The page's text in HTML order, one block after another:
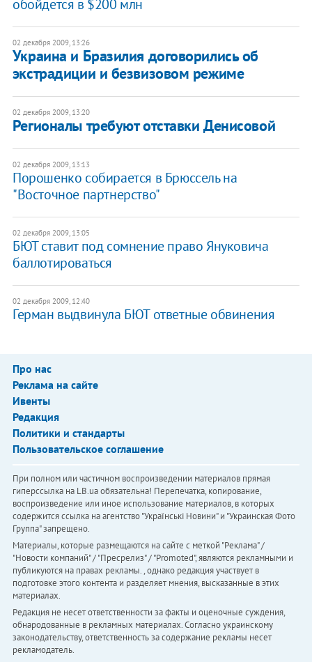
обойдется в $200 млн
02 декабря 2009, 13:26
Украина и Бразилия договорились об
экстрадиции и безвизовом режиме
02 декабря 2009, 13:20
Регионалы требуют отставки Денисовой
02 декабря 2009, 13:13
Порошенко собирается в Брюссель на
"Восточное партнерство"
02 декабря 2009, 13:05
БЮТ ставит под сомнение право Януковича
баллотироваться
02 декабря 2009, 12:40
Герман выдвинула БЮТ ответные обвинения
Про нас
Реклама на сайте
Ивенты
Редакция
Политики и стандарты
Пользовательское соглашение
При полном или частичном воспроизведении материалов прямая
гиперссылка на LB.ua обязательна! Перепечатка, копирование,
воспроизведение или иное использование материалов, в которых
содержится ссылка на агентство "Українськi Новини" и "Украинская Фото
Группа" запрещено.
Материалы, которые размещаются на сайте с меткой "Реклама" /
"Новости компаний" / "Пресрелиз" / "Promoted", являются рекламными и
публикуются на правах рекламы. , однако редакция участвует в
подготовке этого контента и разделяет мнения, высказанные в этих
материалах.
Редакция не несет ответственности за факты и оценочные суждения,
обнародованные в рекламных материалах. Согласно украинскому
законодательству, ответственность за содержание рекламы несет
рекламодатель.